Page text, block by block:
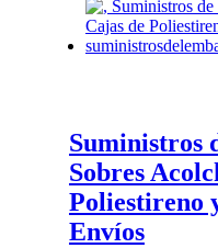
Suministros
Sobres
Poliestireno
Envíos